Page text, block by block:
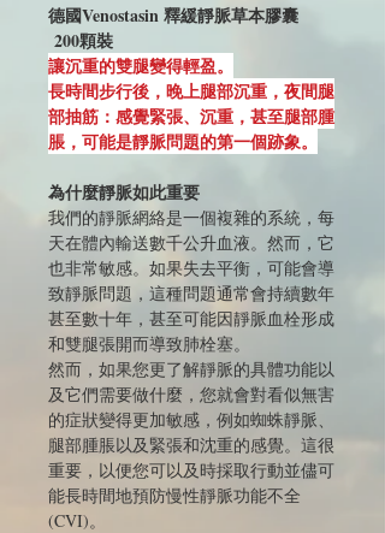
德國Venostasin 釋緩靜脈草本膠囊
200顆裝
讓沉重的雙腿變得輕盈。
長時間步行後，晚上腿部沉重，夜間腿
部抽筋：感覺緊張、沉重，甚至腿部腫
脹，可能是靜脈問題的第一個跡象。
為什麼靜脈如此重要
我們的靜脈網絡是一個複雜的系統，每
天在體內輸送數千公升血液。然而，它
也非常敏感。如果失去平衡，可能會導
致靜脈問題，這種問題通常會持續數年
甚至數十年，甚至可能因靜脈血栓形成
和雙腿張開而導致肺栓塞。
然而，如果您更了解靜脈的具體功能以
及它們需要做什麼，您就會對看似無害
的症狀變得更加敏感，例如蜘蛛靜脈、
腿部腫脹以及緊張和沈重的感覺。這很
重要，以便您可以及時採取行動並儘可
能長時間地預防慢性靜脈功能不全
(CVI)。